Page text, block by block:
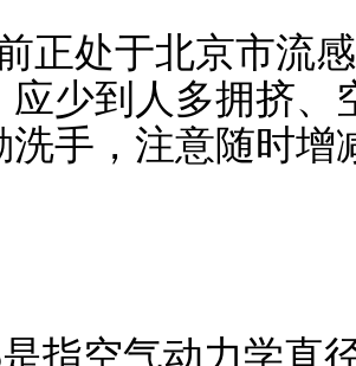
正处于北京市流
应少到人多拥挤
洗手，注意随时增
指空气动力学直